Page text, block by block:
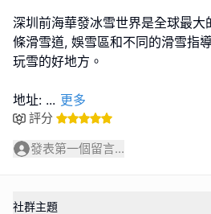
深圳前海華發冰雪世界是全球最大
條滑雪道, 娛雪區和不同的滑雪指
玩雪的好地方。
地址: ... 更多
評分
發表第一個留言...
社群主題